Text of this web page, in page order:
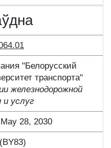
"Белорусский
транспорта"
железнодорожной
и услуг
28, 2030